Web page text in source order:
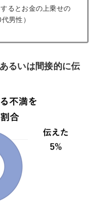
るとお金の上乗せの
男性）
るいは間接的に伝